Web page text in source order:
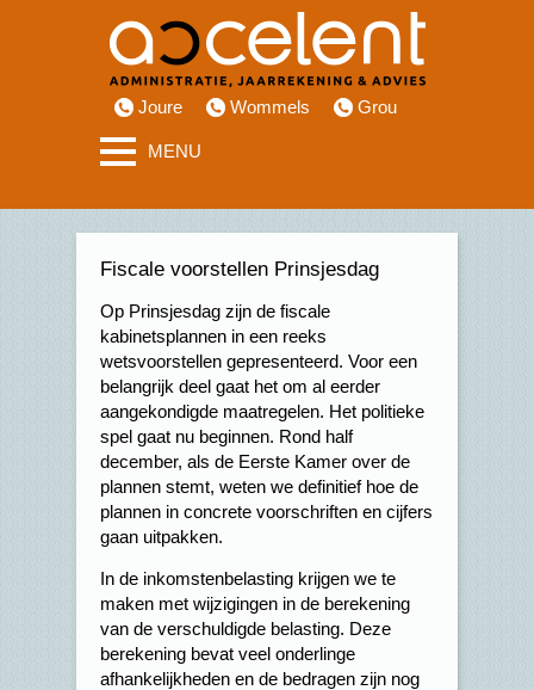
Joure Wommels Grou
MENU
Fiscale voorstellen Prinsjesdag
Op Prinsjesdag zijn de fiscale
kabinetsplannen in een reeks
wetsvoorstellen gepresenteerd. Voor een
belangrijk deel gaat het om al eerder
aangekondigde maatregelen. Het politieke
spel gaat nu beginnen. Rond half
december, als de Eerste Kamer over de
plannen stemt, weten we definitief hoe de
plannen in concrete voorschriften en cijfers
gaan uitpakken.
In de inkomstenbelasting krijgen we te
maken met wijzigingen in de berekening
van de verschuldigde belasting. Deze
berekening bevat veel onderlinge
afhankelijkheden en de bedragen zijn nog